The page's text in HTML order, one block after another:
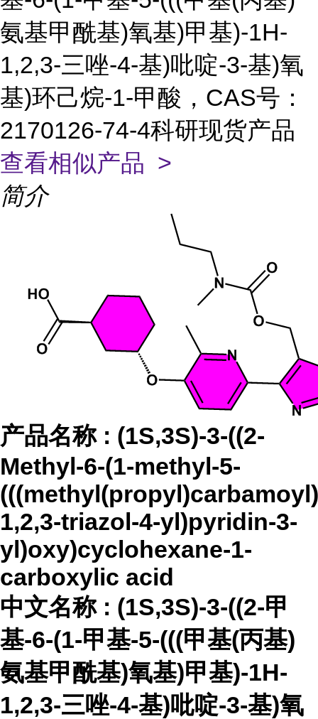
氨基甲酰基)氧基)甲基)-1H-
1,2,3-三唑-4-基)吡啶-3-基)氧
基)环己烷-1-甲酸，CAS号：
2170126-74-4科研现货产品
查看相似产品 >
简介
产品名称 : (1S,3S)-3-((2-
Methyl-6-(1-methyl-5-
1,2,3-triazol-4-yl)pyridin-3-
yl)oxy)cyclohexane-1-
carboxylic acid
中文名称 : (1S,3S)-3-((2-甲
基-6-(1-甲基-5-(((甲基(丙基)
氨基甲酰基)氧基)甲基)-1H-
1,2,3-三唑-4-基)吡啶-3-基)氧